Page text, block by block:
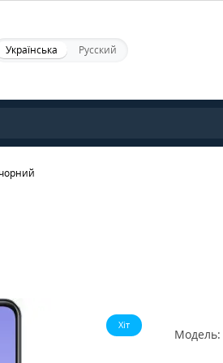
Українська Русский
Хіт
Модель: